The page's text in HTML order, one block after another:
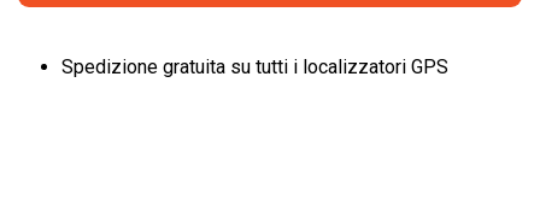
Spedizione gratuita su tutti i localizzatori GPS